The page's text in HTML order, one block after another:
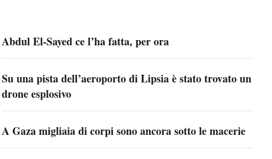
Abdul El-Sayed ce l’ha fatta, per ora
Su una pista dell’aeroporto di Lipsia è stato trovato un
drone esplosivo
A Gaza migliaia di corpi sono ancora sotto le macerie